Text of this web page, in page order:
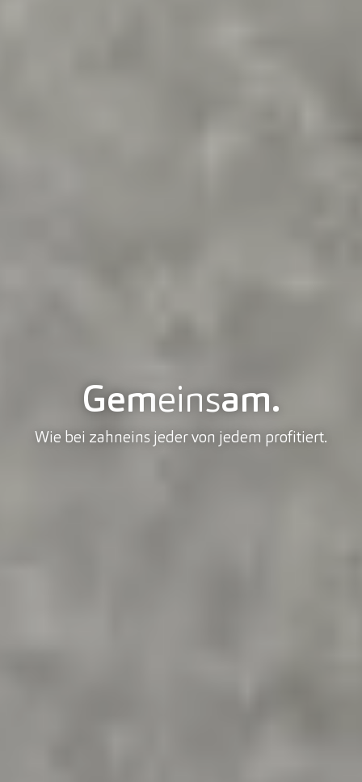
Gemeinsam.
Wie bei zahneins jeder von jedem profitiert.